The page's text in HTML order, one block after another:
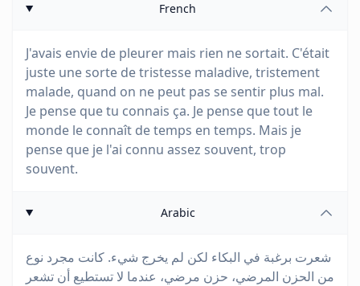
French
J'avais envie de pleurer mais rien ne sortait. C'était
juste une sorte de tristesse maladive, tristement
malade, quand on ne peut pas se sentir plus mal.
Je pense que tu connais ça. Je pense que tout le
monde le connaît de temps en temps. Mais je
pense que je l'ai connu assez souvent, trop
souvent.
Arabic
شعرت برغبة في البكاء لكن لم يخرج شيء. كانت مجرد نوع
من الحزن المرضي، حزن مرضي، عندما لا تستطيع أن تشعر